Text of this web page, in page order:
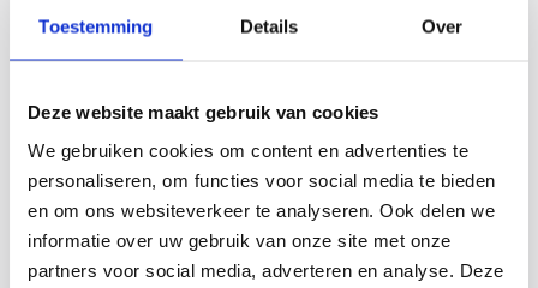
Toestemming Details Over
Deze website maakt gebruik van cookies
We gebruiken cookies om content en advertenties te
personaliseren, om functies voor social media te bieden
en om ons websiteverkeer te analyseren. Ook delen we
informatie over uw gebruik van onze site met onze
partners voor social media, adverteren en analyse. Deze
De nieuwe generatie elektrische stoomketel
De CERTUSS E320MX is de nieuwe generatie elektrische
stoomketel. Het nieuwe ontwerp garandeert een hoge
duurzaamheid, betrouwbaarheid en een lange levensduur.
Daarnaast zorgen de ontwikkelingen op het gebied van